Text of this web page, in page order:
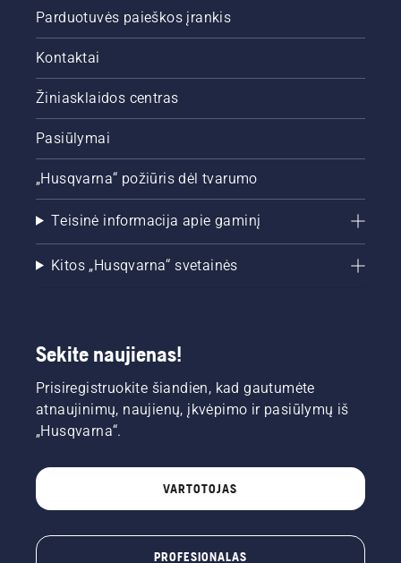
Parduotuvės paieškos įrankis
Kontaktai
Žiniasklaidos centras
Pasiūlymai
„Husqvarna“ požiūris dėl tvarumo
Teisinė informacija apie gaminį
Kitos „Husqvarna“ svetainės
Sekite naujienas!
Prisiregistruokite šiandien, kad gautumėte
atnaujinimų, naujienų, įkvėpimo ir pasiūlymų iš
„Husqvarna“.
VARTOTOJAS
PROFESIONALAS